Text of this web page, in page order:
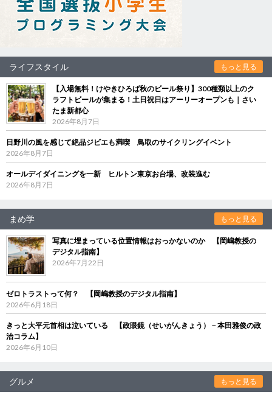
ライフスタイル もっと見る
【入場無料！けやきひろば秋のビール祭り】300種類以上のク
ラフトビールが集まる！土日祝日はアーリーオープンも｜さい
たま新都心
2026年8月7日
日野川の風を感じて絶品ジビエも満喫 鳥取のサイクリングイベント
2026年8月7日
オールデイダイニングを一新 ヒルトン東京お台場、改装進む
2026年8月7日
まめ学 もっと見る
写真に埋まっている位置情報はおっかないのか 【岡嶋教授の
デジタル指南】
2026年7月22日
ゼロトラストって何？ 【岡嶋教授のデジタル指南】
2026年6月18日
きっと大平元首相は泣いている 【政眼鏡（せいがんきょう）－本田雅俊の政
治コラム】
2026年6月10日
グルメ もっと見る